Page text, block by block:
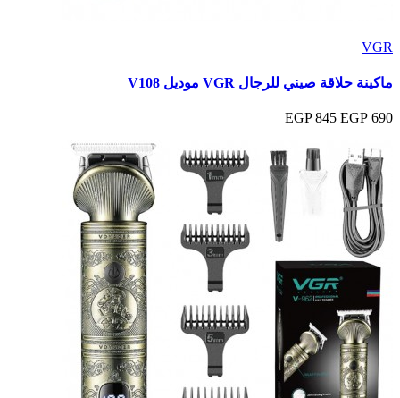
VGR
ماكينة حلاقة صيني للرجال VGR موديل V108
690 EGP
845 EGP